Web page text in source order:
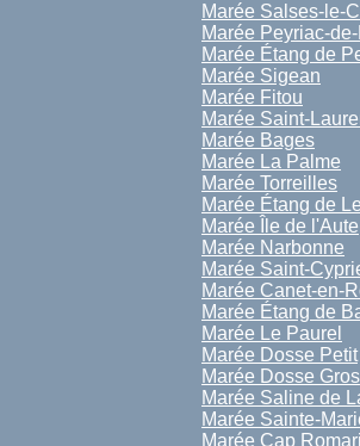
Marée Salses-le-
Marée Peyriac-
Marée Étang de
Marée Sigean
Marée Fitou
Marée Saint-
Marée Bages
Marée La Palme
Marée Torreilles
Marée Étang de
Marée Île de l'Aute
Marée Narbonne
Marée Saint-
Marée Canet-en-
Marée Étang de
Marée Le Paurel
Marée Dosse Petit
Marée Dosse Gros
Marée Saline de
Marée Sainte-
Marée Cap